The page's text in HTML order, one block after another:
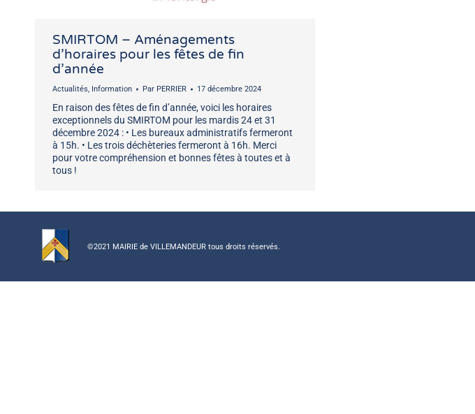
SMIRTOM – Aménagements
d’horaires pour les fêtes de fin
d’année
Actualités, Information Par PERRIER 17 décembre 2024
En raison des fêtes de fin d’année, voici les horaires
exceptionnels du SMIRTOM pour les mardis 24 et 31
décembre 2024 : • Les bureaux administratifs fermeront
à 15h. • Les trois déchèteries fermeront à 16h. Merci
pour votre compréhension et bonnes fêtes à toutes et à
tous !
©2021 MAIRIE de VILLEMANDEUR tous droits réservés.